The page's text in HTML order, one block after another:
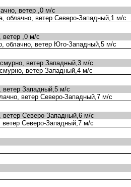
ветер ,0 м/с
ветер Северо-Западный,1 м/с
,0 м/с
ветер Юго-Западный,5 м/с
ветер Западный,3 м/с
ветер Западный,4 м/с
Западный,5 м/с
ветер Северо-Западный,7 м/с
Северо-Западный,6 м/с
Северо-Западный,7 м/с